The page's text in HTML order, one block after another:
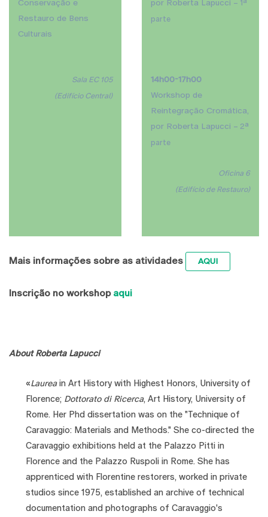
Conservação e
Restauro de Bens
Culturais
Sala EC 105
(Edifício Central)
por Roberta Lapucci – 1ª
parte
14h00-17h00
Workshop de
Reintegração Cromática,
por Roberta Lapucci – 2ª
parte
Oficina 6
(Edifício de Restauro)
Mais informações sobre as atividades AQUI
Inscrição no workshop aqui
About Roberta Lapucci
«Laureain Art History with Highest Honors, University of
Florence; Dottorato di Ricerca, Art History, University of
Rome. Her Phd dissertation was on the "Technique of
Caravaggio: Materials and Methods." She co-directed the
Caravaggio exhibitions held at the Palazzo Pitti in
Florence and the Palazzo Ruspoli in Rome. She has
apprenticed with Florentine restorers, worked in private
studios since 1975, established an archive of technical
documentation and photographs of Caravaggio's